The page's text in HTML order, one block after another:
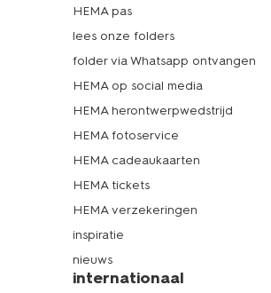
HEMA pas
lees onze folders
folder via Whatsapp ontvangen
HEMA op social media
HEMA herontwerpwedstrijd
HEMA fotoservice
HEMA cadeaukaarten
HEMA tickets
HEMA verzekeringen
inspiratie
nieuws
internationaal